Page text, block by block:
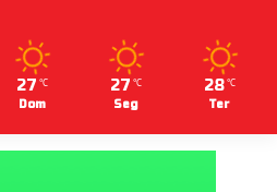
27 ℃
Dom
27 ℃
Seg
28 ℃
Ter